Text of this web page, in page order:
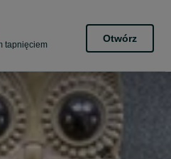
tapnięciem
Otwórz